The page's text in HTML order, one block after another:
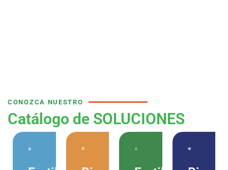
CONOZCA NUESTRO
Catálogo de SOLUCIONES